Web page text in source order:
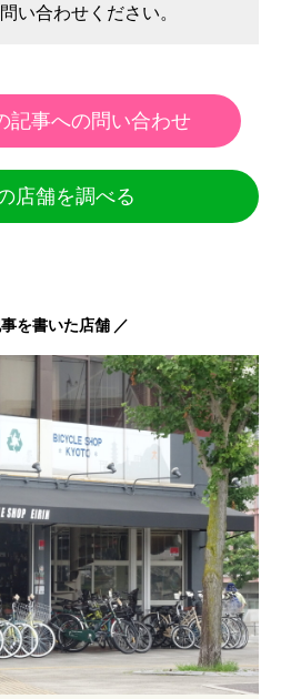
い合わせください。
記事への問い合わせ
店舗を調べる
を書いた店舗 ／